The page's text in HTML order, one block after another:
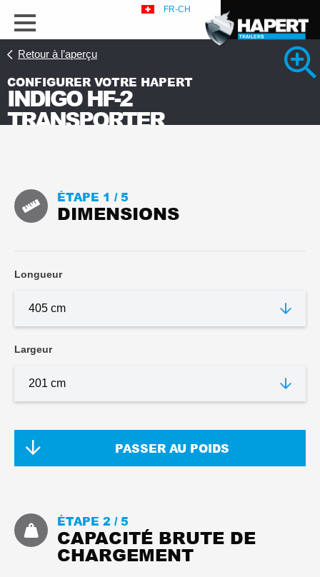
FR-CH
INDIGO HF-2
TRANSPORTER
CONFIGURER VOTRE HAPERT
Retour à l’aperçu
Regarder 1 photos détaillées
Leaflet_fr_Hapert_Indigo_HF.pdf
DIMENSIONS
ÉTAPE 1 / 5
Longueur
Largeur
PASSER AU POIDS
CAPACITÉ BRUTE DE
CHARGEMENT
ÉTAPE 2 / 5